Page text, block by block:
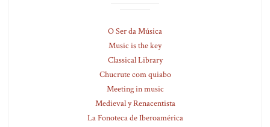
O Ser da Música
Music is the key
Classical Library
Chucrute com quiabo
Meeting in music
Medieval y Renacentista
La Fonoteca de Iberoamérica